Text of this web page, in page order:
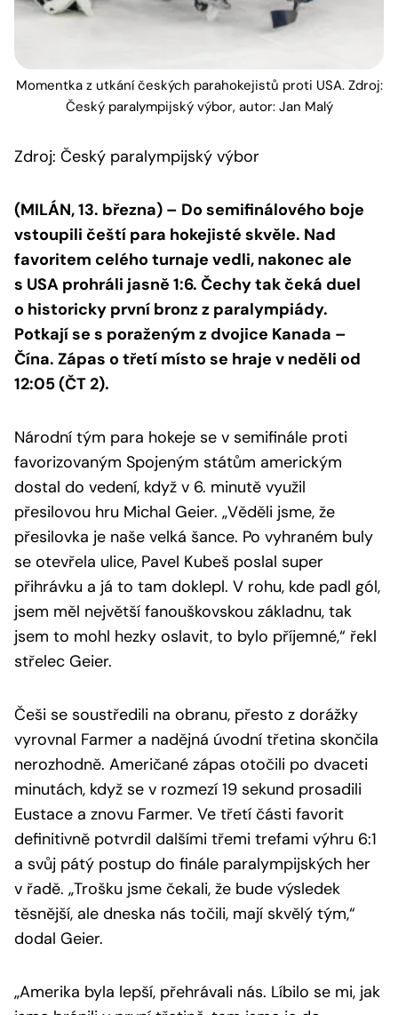
Momentka z utkání českých parahokejistů proti USA. Zdroj:
Český paralympijský výbor, autor: Jan Malý
Zdroj: Český paralympijský výbor
(MILÁN, 13. března) – Do semifinálového boje
vstoupili čeští para hokejisté skvěle. Nad
favoritem celého turnaje vedli, nakonec ale
s USA prohráli jasně 1:6. Čechy tak čeká duel
o historicky první bronz z paralympiády.
Potkají se s poraženým z dvojice Kanada –
Čína. Zápas o třetí místo se hraje v neděli od
12:05 (ČT 2).
Národní tým para hokeje se v semifinále proti
favorizovaným Spojeným státům americkým
dostal do vedení, když v 6. minutě využil
přesilovou hru Michal Geier. „Věděli jsme, že
přesilovka je naše velká šance. Po vyhraném buly
se otevřela ulice, Pavel Kubeš poslal super
přihrávku a já to tam doklepl. V rohu, kde padl gól,
jsem měl největší fanouškovskou základnu, tak
jsem to mohl hezky oslavit, to bylo příjemné,“ řekl
střelec Geier.
Češi se soustředili na obranu, přesto z dorážky
vyrovnal Farmer a nadějná úvodní třetina skončila
nerozhodně. Američané zápas otočili po dvaceti
minutách, když se v rozmezí 19 sekund prosadili
Eustace a znovu Farmer. Ve třetí části favorit
definitivně potvrdil dalšími třemi trefami výhru 6:1
a svůj pátý postup do finále paralympijských her
v řadě. „Trošku jsme čekali, že bude výsledek
těsnější, ale dneska nás točili, mají skvělý tým,“
dodal Geier.
„Amerika byla lepší, přehrávali nás. Líbilo se mi, jak